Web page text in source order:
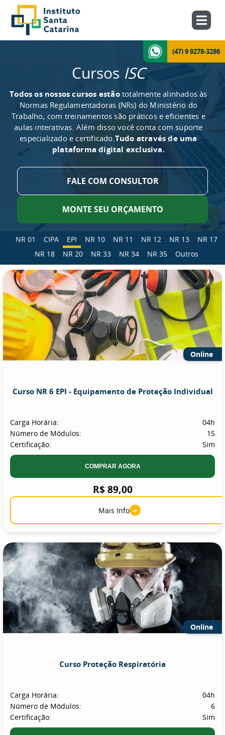
(47) 9 9278-3286
Cursos ISC
Todos os nossos cursos estãototalmente alinhados às
Normas Regulamentadoras (NRs) do Ministério do
Trabalho, com treinamentos são práticos e eficientes e
aulas interativas. Além disso você conta com suporte
especializado e certificado.Tudo através de uma
plataforma digital exclusiva.
FALE COM CONSULTOR
MONTE SEU ORÇAMENTO
NR 01 CIPA EPI NR 10 NR 11 NR 12 NR 13
NR 17
NR 18
NR 20 NR 33 NR 34 NR 35 Outros
Online
Curso NR 6 EPI - Equipamento de Proteção Individual
Carga Horária:
04h
Número de Módulos:
15
Certificação:
Sim
COMPRAR AGORA
R$ 89,00
Mais Info +
Online
Curso Proteção Respiratória
Carga Horária:
04h
Número de Módulos:
6
Certificação:
Sim